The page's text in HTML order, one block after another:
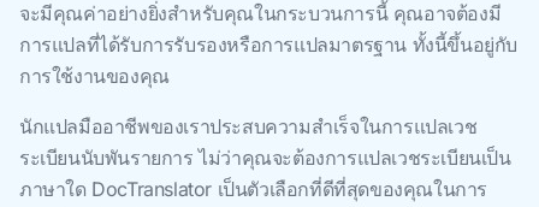
จะมีคุณค่าอย่างยิ่งสําหรับคุณในกระบวนการนี้ คุณอาจต้องมี
การแปลที่ได้รับการรับรองหรือการแปลมาตรฐาน ทั้งนี้ขึ้นอยู่กับ
การใช้งานของคุณ
นักแปลมืออาชีพของเราประสบความสําเร็จในการแปลเวช
ระเบียนนับพันรายการ ไม่ว่าคุณจะต้องการแปลเวชระเบียนเป็น
ภาษาใด DocTranslator เป็นตัวเลือกที่ดีที่สุดของคุณในการ